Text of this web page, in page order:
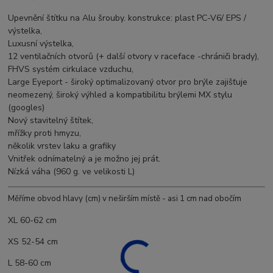
Upevnění štítku na Alu šrouby. konstrukce: plast PC-V6/ EPS /
výstelka,
Luxusní výstelka,
12 ventilačních otvorů (+ další otvory v raceface -chrániči brady),
FHVS systém cirkulace vzduchu,
Large Eyeport - široký optimalizovaný otvor pro brýle zajišťuje
neomezený, široký výhled a kompatibilitu brýlemi MX stylu
(googles)
Nový stavitelný štítek,
mřížky proti hmyzu,
několik vrstev laku a grafiky
Vnitřek odnímatelný a je možno jej prát.
Nízká váha (960 g. ve velikosti L)
Měříme obvod hlavy (cm) v neširším místě - asi 1 cm nad obočím
XL 60-62 cm
XS 52-54 cm
L 58-60 cm